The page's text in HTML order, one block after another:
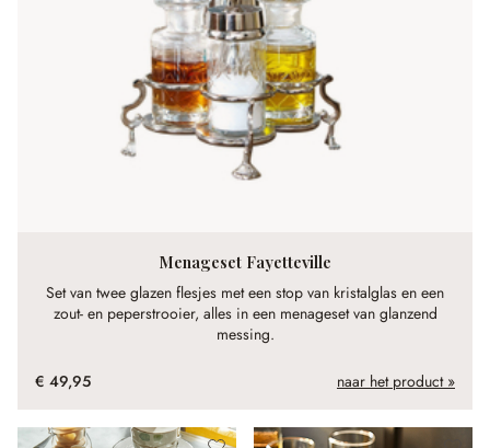
Menageset Fayetteville
Set van twee glazen flesjes met een stop van kristalglas en een
zout- en peperstrooier, alles in een menageset van glanzend
messing.
€ 49,95 naar het product »